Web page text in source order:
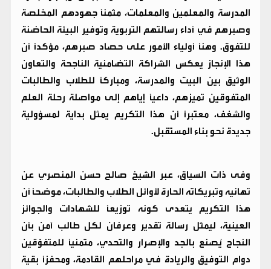
المدرسة والمعلمين والمعلمات، مثمناً جهودهم المخلصة
وصبرهم في أداء رسالتهم التربوية وتوفير البيئة الحاضنة
للتفوق. وهنأ أولياء الأمور على حصاد صبرهم، مؤكداً أن
هذا الإنجاز يعكس الشراكة التضامنية الناجحة والتعاون
الوثيق بين البيت والمدرسة، ومباركاً للطلاب والطالبات
المتفوقين تميزهم، داعياً إياهم إلى مواصلة رحلة العلم
والشغف، معتبراً أن هذا التكريم يمثل بداية لمسؤولية
جديدة نحو بناء المستقبل.
​وفى ذات السياق، عبر الشيخ صالح حسن المنصري عن
تهانيه وتبريكاته الحارة لأوائل الطلاب والطالبات، موضحاً أن
هذا التكريم يتعدى كونه توزيعاً للشهادات والجوائز
العينية، ليمثل رسالة تقدير وعرفان لكل طالب آمن بأن
النجاح يُصنع بالجد والإصرار والتحدي، متمنياً للمتفوّقين
دوام التوفيق والريادة في مراحلهم القادمة، ومحفزاً بقية